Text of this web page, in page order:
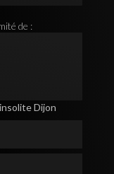
de :
Dijon